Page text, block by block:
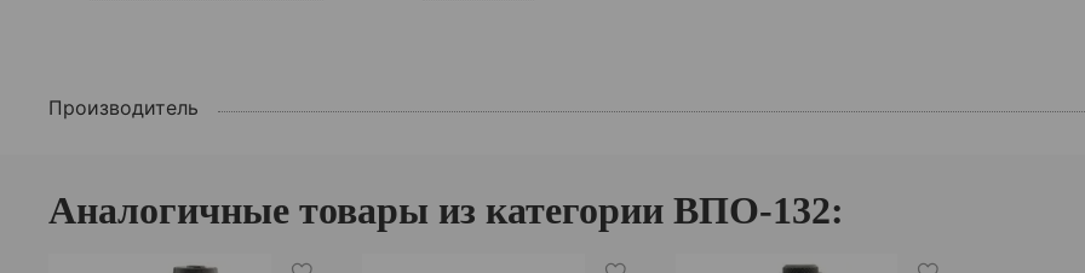
Производитель
Аналогичные товары из категории ВПО-132: